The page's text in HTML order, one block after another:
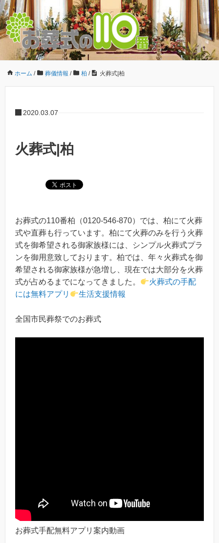
ホーム / 葬儀情報 / 柏 / 火葬式|柏
2020.03.07
火葬式|柏
お葬式の110番柏（0120-546-870）では、柏にて火葬
式や直葬も行っています。柏にて火葬のみを行う火葬
式を御希望される御家族様には、シンプル火葬式プラ
ンを御用意致しております。柏では、年々火葬式を御
希望される御家族様が急増し、現在では大部分を火葬
式が占めるまでになってきました。
火葬式の手配
には無料アプリ
生活支援情報
全国市民葬祭でのお葬式
お葬式手配無料アプリ案内動画